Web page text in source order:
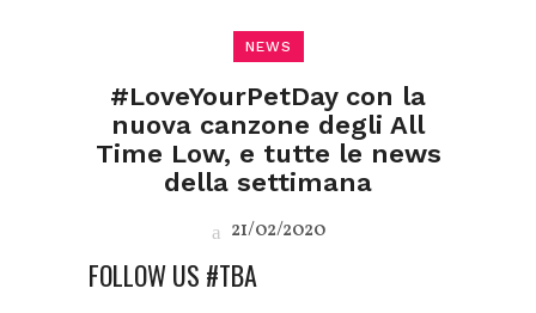
NEWS
#LoveYourPetDay con la
nuova canzone degli All
Time Low, e tutte le news
della settimana
21/02/2020
FOLLOW US #TBA